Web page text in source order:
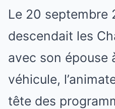
Le 20 septembre
descendait les
avec son épouse
véhicule,
tête des